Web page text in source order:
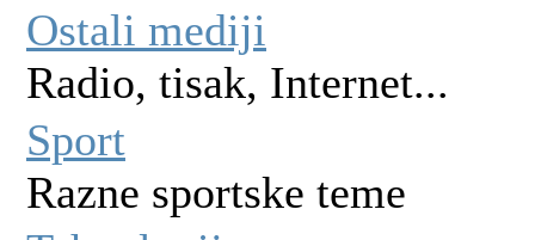
Ostali mediji
Radio, tisak, Internet...
Sport
Razne sportske teme